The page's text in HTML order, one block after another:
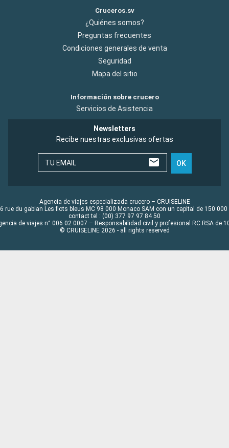
Cruceros.sv
¿Quiénes somos?
Preguntas frecuentes
Condiciones generales de venta
Seguridad
Mapa del sitio
Información sobre crucero
Servicios de Asistencia
Newsletters
Recibe nuestras exclusivas ofertas
TU EMAIL OK
Agencia de viajes especializada crucero – CRUISELINE
rue du gabian Les flots bleus MC 98 000 Monaco SAM con un capital de 150 000
contact tel : (00) 377 97 97 84 50
de viajes n° 006 02 0007 – Responsabilidad civil y profesional RC RSA de
© CRUISELINE 2026 - all rights reserved